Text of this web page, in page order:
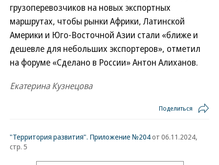
грузоперевозчиков на новых экспортных
маршрутах, чтобы рынки Африки, Латинской
Америки и Юго-Восточной Азии стали «ближе и
дешевле для небольших экспортеров», отметил
на форуме «Сделано в России» Антон Алиханов.
Екатерина Кузнецова
Поделиться
"Территория развития". Приложение №204от 06.11.2024,
стр. 5